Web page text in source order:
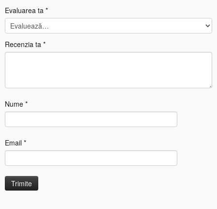
Evaluarea ta *
Recenzia ta *
Nume *
Email *